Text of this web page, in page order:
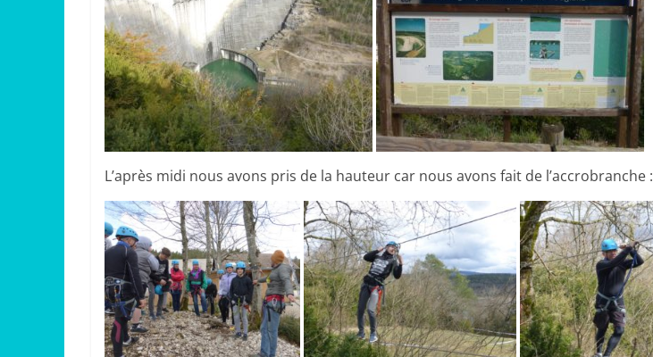
L’après midi nous avons pris de la hauteur car nous avons fait de l’accrobranche :